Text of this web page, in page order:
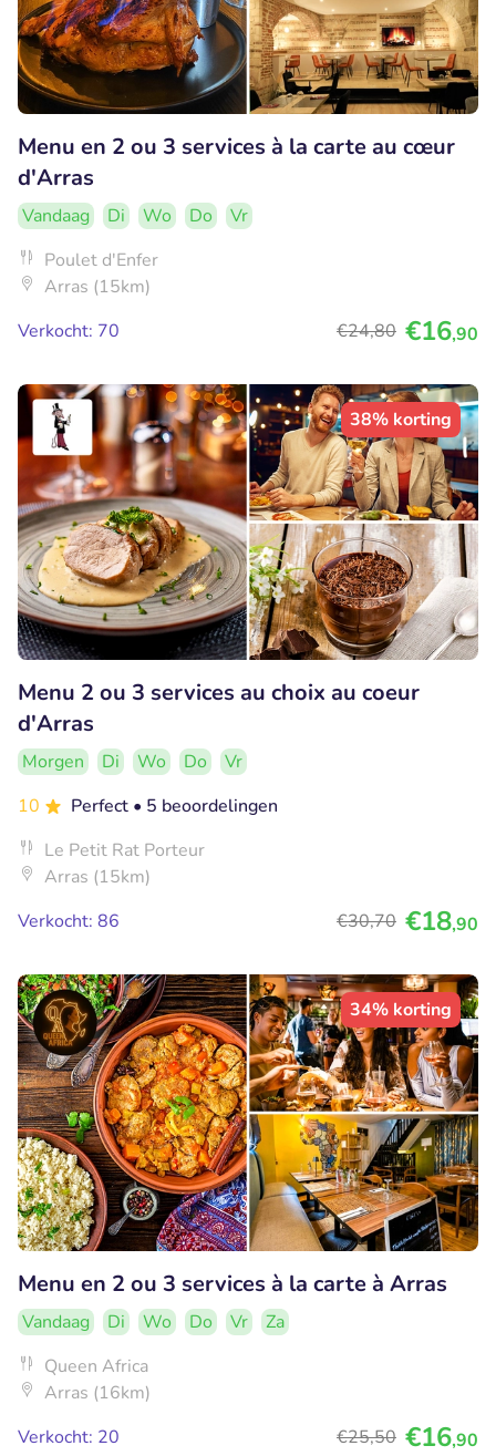
Menu en 2 ou 3 services à la carte au cœur
d'Arras
Vandaag Di Wo Do
Vr
Poulet d'Enfer
Arras (15km)
Verkocht: 70
€24,80 €16,90
38% korting
Menu 2 ou 3 services au choix au coeur
d'Arras
Morgen Di Wo Do
Vr
10
Perfect • 5 beoordelingen
Le Petit Rat Porteur
Arras (15km)
Verkocht: 86
€30,70 €18,90
34% korting
Menu en 2 ou 3 services à la carte à Arras
Vandaag Di Wo Do Vr
Za
Queen Africa
Arras (16km)
Verkocht: 20
€25,50 €16,90